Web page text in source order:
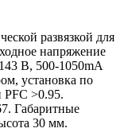
развязкой для
напряжение
В, 500-1050mА
установка по
>0.95.
Габаритные
30 мм.